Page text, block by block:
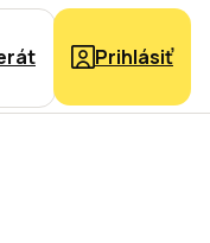
Prihlásiť